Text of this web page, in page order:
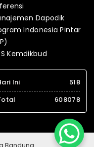
Dapodik
Indonesia Pintar
Kemdikbud
Ini
518
608078